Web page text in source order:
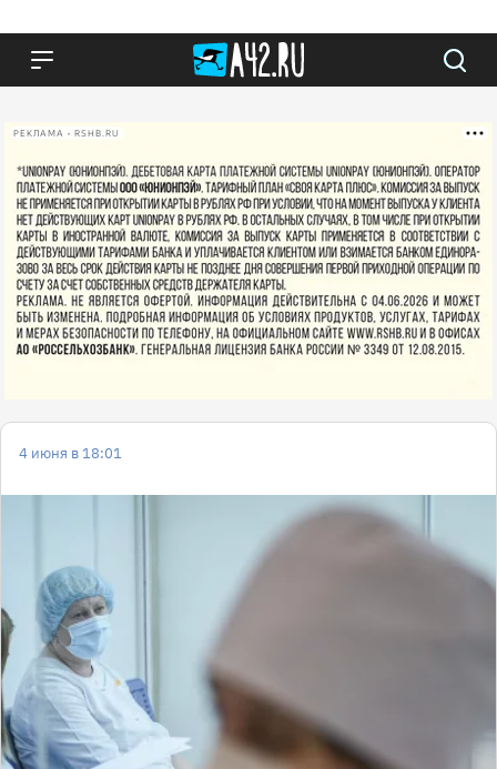
РЕКЛАМА • RSHB.RU
4 июня в 18:01